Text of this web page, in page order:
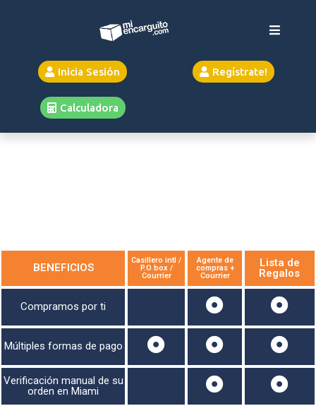
Inicia Sesión Regístrate!
Calculadora
BENEFICIOS
Casillero intl /
P.O box /
Courrier
Agente de
compras +
Courrier
Lista de
Regalos
Compramos por ti
Múltiples formas de pago
Verificación manual de su
orden en Miami